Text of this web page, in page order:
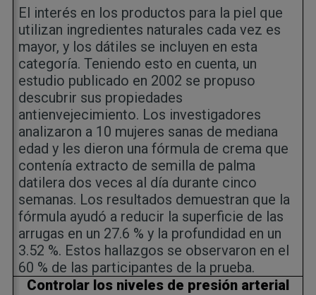
El interés en los productos para la piel que
utilizan ingredientes naturales cada vez es
mayor, y los dátiles se incluyen en esta
categoría. Teniendo esto en cuenta, un
estudio publicado en 2002 se propuso
descubrir sus propiedades
antienvejecimiento. Los investigadores
analizaron a 10 mujeres sanas de mediana
edad y les dieron una fórmula de crema que
contenía extracto de semilla de palma
datilera dos veces al día durante cinco
semanas. Los resultados demuestran que la
fórmula ayudó a reducir la superficie de las
arrugas en un 27.6 % y la profundidad en un
3.52 %. Estos hallazgos se observaron en el
60 % de las participantes de la prueba.
Controlar los niveles de presión arterial